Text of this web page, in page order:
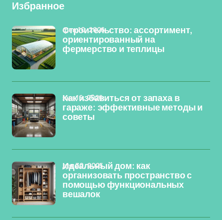
Избранное
Строительство: ассортимент,
ориентированный на
фермерство и теплицы
фев 10, 2026
Как избавиться от запаха в
гараже: эффективные методы и
советы
янв 16, 2026
Идеальный дом: как
организовать пространство с
помощью функциональных
вешалок
дек 30, 2025